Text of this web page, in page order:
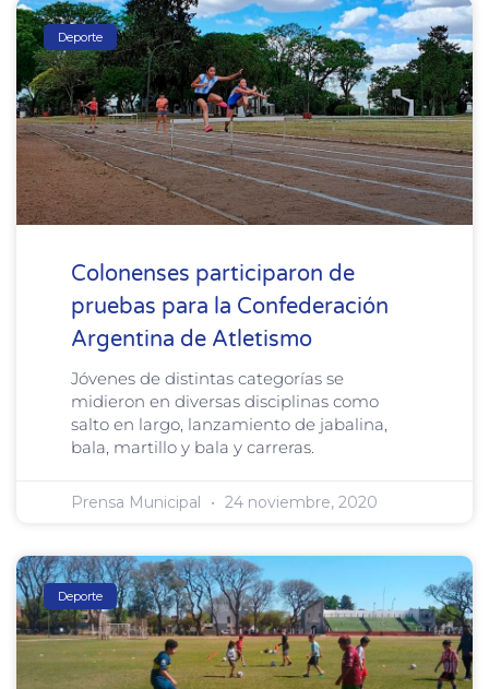
Deporte
Colonenses participaron de
pruebas para la Confederación
Argentina de Atletismo
Jóvenes de distintas categorías se
midieron en diversas disciplinas como
salto en largo, lanzamiento de jabalina,
bala, martillo y bala y carreras.
Prensa Municipal 24 noviembre, 2020
Deporte